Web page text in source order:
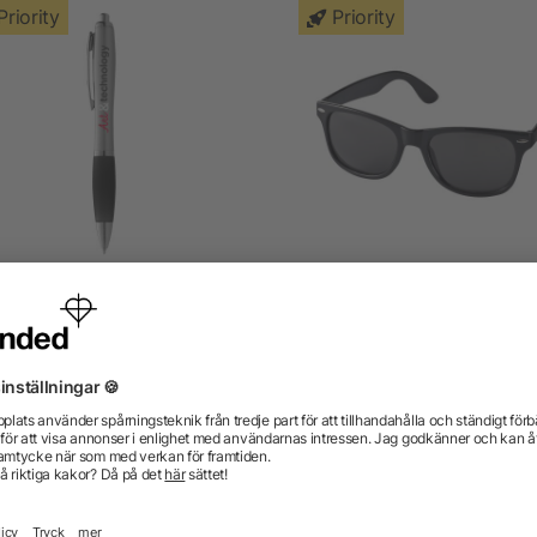
Nash kulspetspenna
från 1,05 kr
Priority
från 3,97 kr